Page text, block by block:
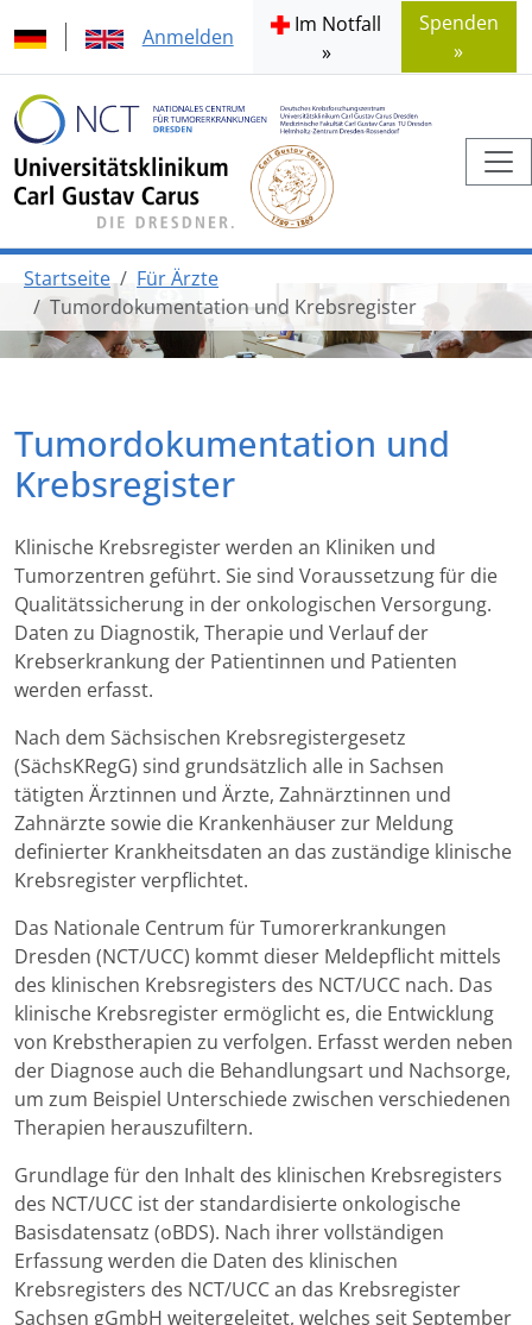
Anmelden
Im Notfall
»
Spenden
»
Startseite
Für Ärzte
Tumordokumentation und Krebsregister
Tumordokumentation und
Krebsregister
Klinische Krebsregister werden an Kliniken und
Tumorzentren geführt. Sie sind Voraussetzung für die
Qualitätssicherung in der onkologischen Versorgung.
Daten zu Diagnostik, Therapie und Verlauf der
Krebserkrankung der Patientinnen und Patienten
werden erfasst.
Nach dem Sächsischen Krebsregistergesetz
(SächsKRegG) sind grundsätzlich alle in Sachsen
tätigten Ärztinnen und Ärzte, Zahnärztinnen und
Zahnärzte sowie die Krankenhäuser zur Meldung
definierter Krankheitsdaten an das zuständige klinische
Krebsregister verpflichtet.
Das Nationale Centrum für Tumorerkrankungen
Dresden (NCT/UCC) kommt dieser Meldepflicht mittels
des klinischen Krebsregisters des NCT/UCC nach. Das
klinische Krebsregister ermöglicht es, die Entwicklung
von Krebstherapien zu verfolgen. Erfasst werden neben
der Diagnose auch die Behandlungsart und Nachsorge,
um zum Beispiel Unterschiede zwischen verschiedenen
Therapien herauszufiltern.
Grundlage für den Inhalt des klinischen Krebsregisters
des NCT/UCC ist der standardisierte onkologische
Basisdatensatz (oBDS). Nach ihrer vollständigen
Erfassung werden die Daten des klinischen
Krebsregisters des NCT/UCC an das Krebsregister
Sachsen gGmbH weitergeleitet, welches seit September